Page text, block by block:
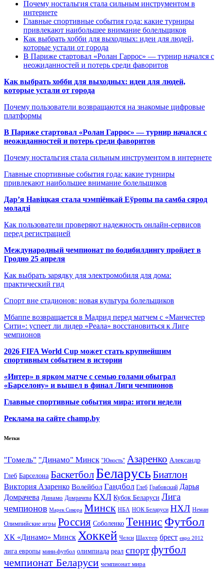
Почему ностальгия стала сильным инструментом в
интернете
Главные спортивные события года: какие турниры
привлекают наибольшее внимание болельщиков
Как выбрать хобби для выходных: идеи для людей,
которые устали от города
В Париже стартовал «Ролан Гаррос» — турнир начался с
неожиданностей и потерь среди фаворитов
Как выбрать хобби для выходных: идеи для людей,
которые устали от города
Почему пользователи возвращаются на знакомые цифровые
платформы
В Париже стартовал «Ролан Гаррос» — турнир начался с
неожиданностей и потерь среди фаворитов
Почему ностальгия стала сильным инструментом в интернете
Главные спортивные события года: какие турниры
привлекают наибольшее внимание болельщиков
Дар’я Навіцкая стала чэмпіёнкай Еўропы па самба сярод
моладзі
Как пользователи проверяют надежность онлайн-сервисов
перед регистрацией
Международный чемпионат по бодибилдингу пройдет в
Гродно 25 апреля
Как выбрать зарядку для электромобиля для дома:
практический гид
Спорт вне стадионов: новая культура болельщиков
Мбаппе возвращается в Мадрид перед матчем с «Манчестер
Сити»: успеет ли лидер «Реала» восстановиться к Лиге
чемпионов
2026 FIFA World Cup может стать крупнейшим
спортивным событием в истории
«Интер» в ярком матче с семью голами обыграл
«Барселону» и вышел в финал Лиги чемпионов
Главные спортивные события мира: итоги недели
Реклама на сайте champ.by
Метки
"Гомель" "Динамо" Минск "Юность" Азаренко Александр
Глеб Барселона Баскетбол БеларусьБиатлон
Виктория Азаренко Волейбол Гандбол Глеб Грабовский Дарья
Домрачева Динамо Домрачева КХЛ Кубок Беларуси Лига
чемпионов Марек Сикора Минск НБА НОК Беларуси НХЛ Неман
Олимпийские игры Россия Соболенко Теннис Футбол
ХК «Динамо» Минск Хоккей Челси Шахтер брест евро 2012
лига европы мини-футбол олимпиада реал спортфутбол
чемпионат Беларуси чемпионат мира